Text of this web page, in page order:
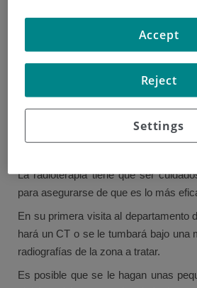
La radioterapia utiliza rayos de alta
las células cancerosas, mientras se
posible a las células normales.
radioterapia para evitar que
reproducirse.
La radioterapia tiene que ser
para asegurarse de que es lo más
En su primera visita al departamento
hará un CT o se le tumbará bajo una
radiografías de la zona a tratar.
Es posible que se le hagan unas
Settings
Reject
Accept